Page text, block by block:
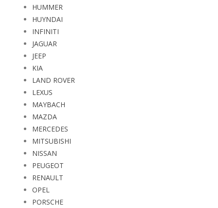
HUMMER
HUYNDAI
INFINITI
JAGUAR
JEEP
KIA
LAND ROVER
LEXUS
MAYBACH
MAZDA
MERCEDES
MITSUBISHI
NISSAN
PEUGEOT
RENAULT
OPEL
PORSCHE